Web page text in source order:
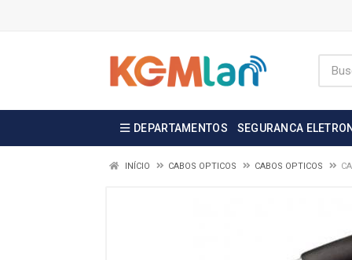
DEPARTAMENTOS SEGURANCA
INÍCIO CABOS OPTICOS CABOS OPTICOS